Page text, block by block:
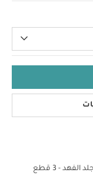
- 3 قطع